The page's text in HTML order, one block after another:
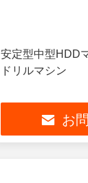
安定型中型HDD
ドリルマシン
お